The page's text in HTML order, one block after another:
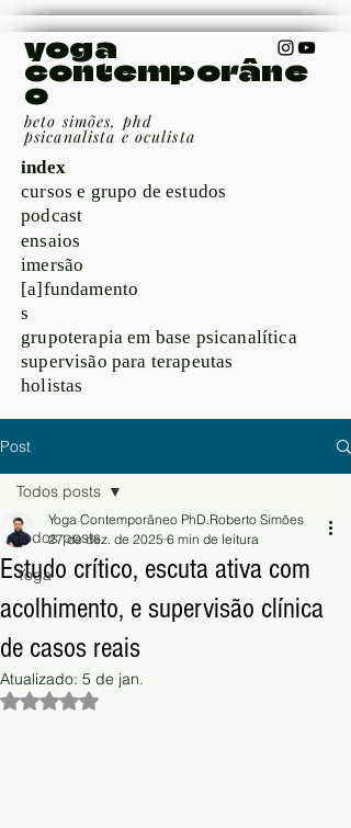
yoga
contemporâne
o
beto simões, phd
psicanalista e oculista
index
cursos e grupo de estudos
podcast
ensaios
imersão
[a]fundamento
s
grupoterapia em base psicanalítica
supervisão para terapeutas
holistas
Post
Todos posts
Yoga
Todos posts
Estudo crítico, escuta ativa com
acolhimento, e supervisão clínica
de casos reais
Yoga Contemporâneo PhD.Roberto Simões
27 de dez. de 2025 6 min de leitura
Atualizado: 5 de jan.
Avaliado com NaN de 5 estrelas.